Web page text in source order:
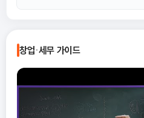
창업·세무 가이드